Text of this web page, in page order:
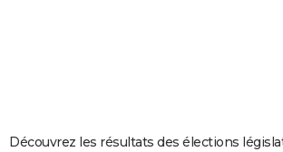
Découvrez les résultats des élections